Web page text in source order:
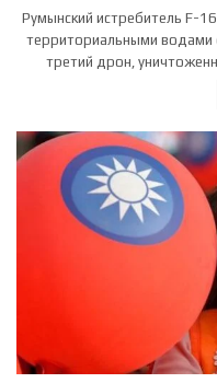
Румынский истребитель F-
территориальными водами
третий дрон,